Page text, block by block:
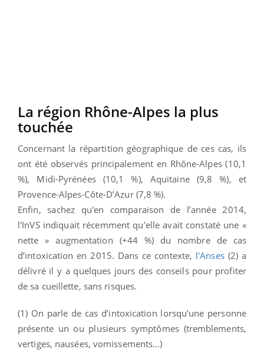
La région Rhône-Alpes la plus
touchée
Concernant la répartition géographique de ces cas, ils
ont été observés principalement en Rhône-Alpes (10,1
%), Midi-Pyrénées (10,1 %), Aquitaine (9,8 %), et
Provence-Alpes-Côte-D’Azur (7,8 %).
Enfin, sachez qu'en comparaison de l’année 2014,
l'InVS indiquait récemment qu'elle avait constaté une «
nette » augmentation (+44 %) du nombre de cas
d’intoxication en 2015. Dans ce contexte, l'Anses(2) a
délivré il y a quelques jours des conseils pour profiter
de sa cueillette, sans risques.
(1) On parle de cas d’intoxication lorsqu’une personne
présente un ou plusieurs symptômes (tremblements,
vertiges, nausées, vomissements…)